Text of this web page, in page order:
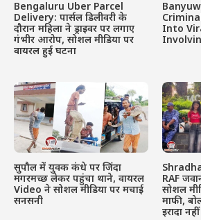
Bengaluru Uber Parcel
Delivery: पार्सल डिलीवरी के
दौरान महिला ने ड्राइवर पर लगाए
गंभीर आरोप, सोशल मीडिया पर
वायरल हुई घटना
Into
सुपौल में युवक कंधे पर जिंदा
मगरमच्छ लेकर पहुंचा थाने, वायरल
Video ने सोशल मीडिया पर मचाई
सनसनी
RAF
सोशल
माफी,
इरादा